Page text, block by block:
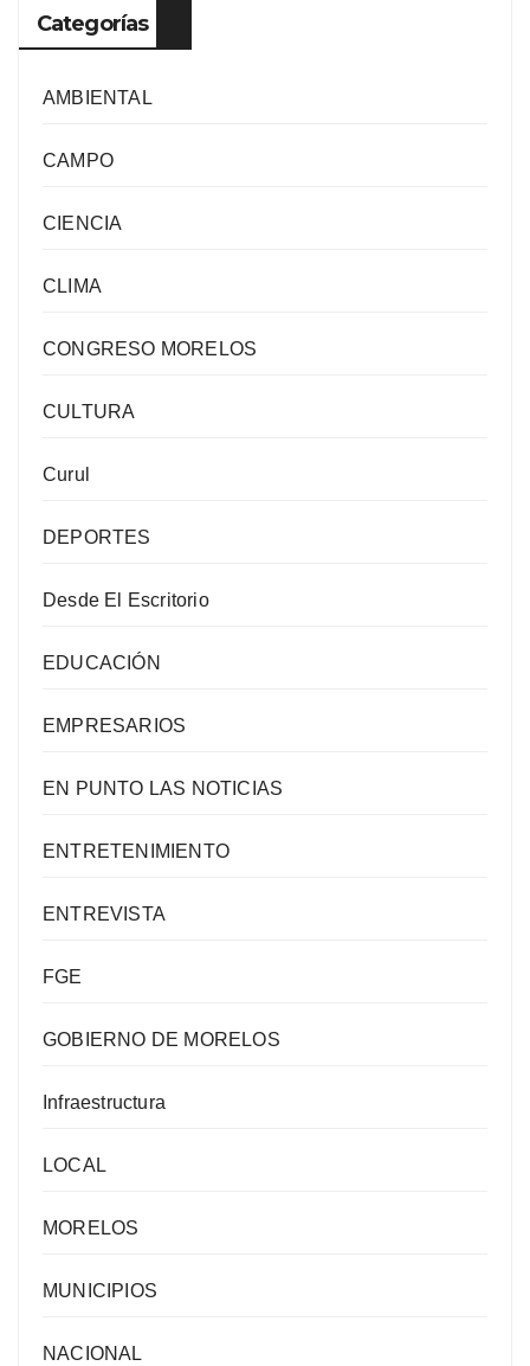
Categorías
AMBIENTAL
CAMPO
CIENCIA
CLIMA
CONGRESO MORELOS
CULTURA
Curul
DEPORTES
Desde El Escritorio
EDUCACIÓN
EMPRESARIOS
EN PUNTO LAS NOTICIAS
ENTRETENIMIENTO
ENTREVISTA
FGE
GOBIERNO DE MORELOS
Infraestructura
LOCAL
MORELOS
MUNICIPIOS
NACIONAL